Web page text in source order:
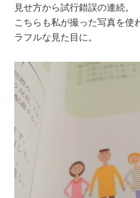
見せ方から試行錯誤の連続。
こちらも私が撮った写真を使
ラフルな見た目に。